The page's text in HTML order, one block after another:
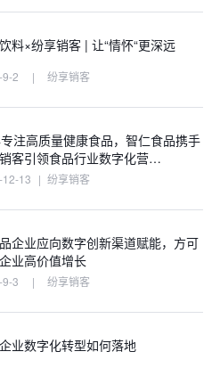
料×纷享销客 | 让“情怀“更深远
2 | 纷享销客
注高质量健康食品，智仁食品携手
客引领食品行业数字化营…
13 | 纷享销客
企业应向数字创新渠道赋能，方可
业高价值增长
3 | 纷享销客
业数字化转型如何落地